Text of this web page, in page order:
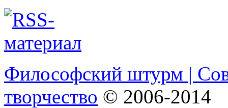
Философский штурм |
творчество © 2006-2014